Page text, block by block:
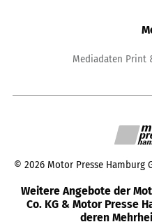
Mediadaten Print
© 2026 Motor Presse Hamburg
Weitere Angebote der
Co. KG & Motor Presse
deren